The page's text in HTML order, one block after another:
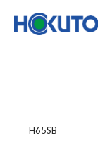
H65SB